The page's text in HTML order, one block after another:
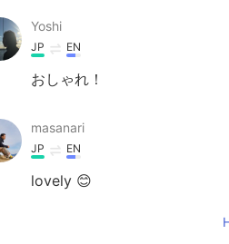
Yoshi
JP EN
おしゃれ！
masanari
JP EN
lovely 😊